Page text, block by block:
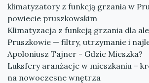
klimatyzatory z funkcją grzania w
powiecie pruszkowskim
Klimatyzacja z funkcją grzania dla
Pruszkowie — filtry, utrzymanie i
Apoloniusz Tajner - Gdzie Mieszka?
Luksfery aranżacje w mieszkaniu –
na nowoczesne wnętrza